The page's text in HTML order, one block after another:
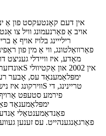
אין דעם קאָנטעקסט פון אַ
אויב אַ פאַרנעמונג וויל צו
רילייינג בלויז אויף אַ
מאָדע, איז וויידלי
ימפּלאַמענאַד עס, אָבער
פירמע סטעפּט אַרויף
ימפּלאַמענאַד
פאַרגאַנגענהייט. עס זענען